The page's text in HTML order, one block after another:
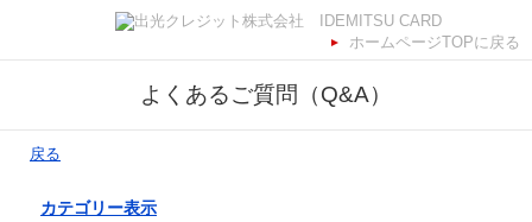
ホームページTOPに戻る
よくあるご質問（Q&A）
戻る
カテゴリー表示